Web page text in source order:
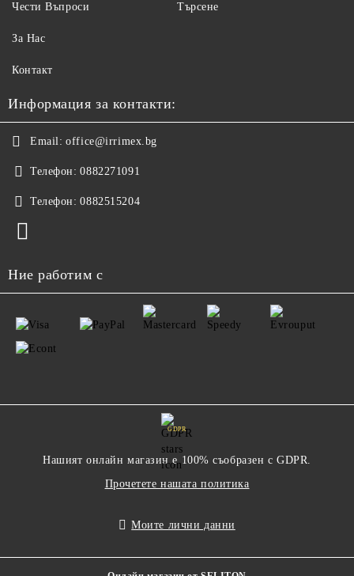
Чести Въпроси Търсене
За Нас
Контакт
Информация за контакти:
Email: office@irrimex.bg
Телефон: 0882271091
Телефон: 0882515204
Ние работим с
GDPR
Нашият онлайн магазин е 100% съобразен с GDPR.
Прочетете нашата политика
Моите лични данни